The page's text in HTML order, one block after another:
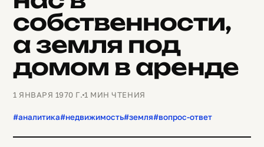
собственности,
а земля под
домом в аренде
1 ЯНВАРЯ 1970 Г.1 МИН ЧТЕНИЯ
#аналитика#недвижимость#земля#вопрос-ответ